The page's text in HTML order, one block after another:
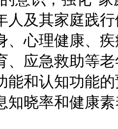
人及其家庭践
、心理健康、
、应急救助等
能和认知功能
知晓率和健康